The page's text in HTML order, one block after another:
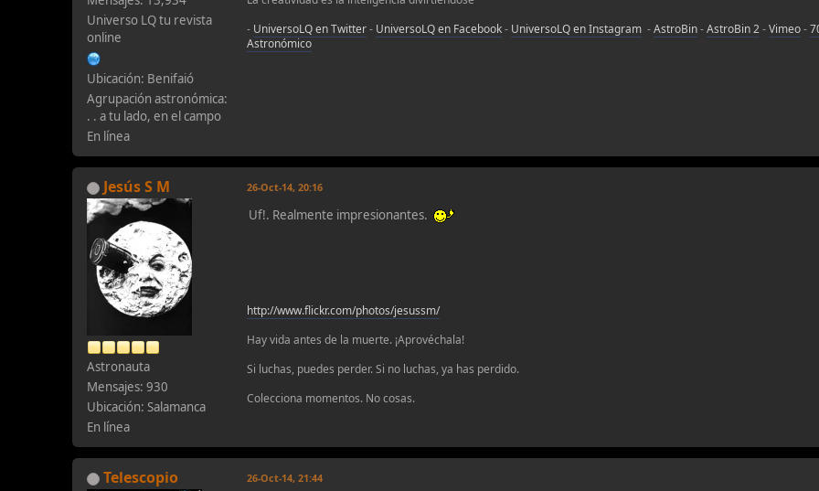
Universo LQ tu revista
online
Ubicación: Benifaió
Agrupación astronómica:
. . a tu lado, en el campo
En línea
- UniversoLQ en Twitter- UniversoLQ en Facebook- UniversoLQ en Instagram -AstroBin-AstroBin 2-Vimeo-
Astronómico
Jesús S M
Astronauta
Mensajes: 930
Ubicación: Salamanca
En línea
26-Oct-14, 20:16
Uf!. Realmente impresionantes.
http://www.flickr.com/photos/jesussm/
Hay vida antes de la muerte. ¡Aprovéchala!
Si luchas, puedes perder. Si no luchas, ya has perdido.
Colecciona momentos. No cosas.
Telescopio 26-Oct-14, 21:44